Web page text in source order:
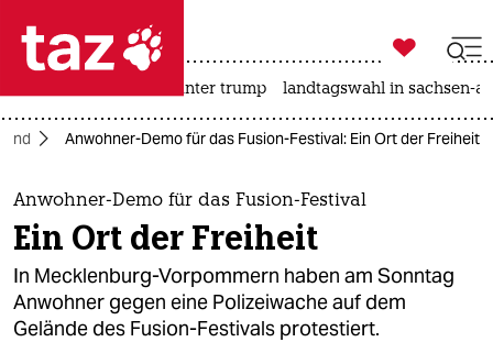
 taz zahl ich
taz zahl ich
themen
politik
öko

taz zahl ich
usa unter trump landtagswahl in sachsen-
Anwohner-Demo für das Fusion-Festival: Ein Ort der Freiheit
Anwohner-Demo für das Fusion-Festival
Ein Ort der Freiheit
In Mecklenburg-Vorpommern haben am Sonntag
Anwohner gegen eine Polizeiwache auf dem
Gelände des Fusion-Festivals protestiert.